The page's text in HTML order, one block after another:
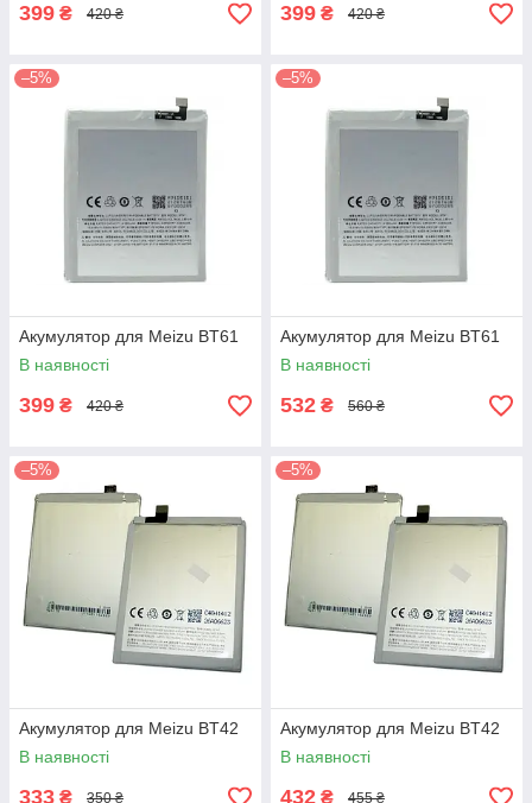
399 ₴ 420 ₴ 399 ₴ 420 ₴
–5%
Акумулятор для Meizu BT61
В наявності
399 ₴ 420 ₴
–5%
Акумулятор для Meizu BT61
В наявності
532 ₴ 560 ₴
–5%
Акумулятор для Meizu BT42
В наявності
333 ₴ 350 ₴
–5%
Акумулятор для Meizu BT42
В наявності
432 ₴ 455 ₴